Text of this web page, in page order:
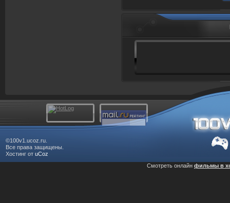
©100v1.ucoz.ru.
Все права защищены.
Хостинг от uCoz
Смотреть онлайн фильмы в